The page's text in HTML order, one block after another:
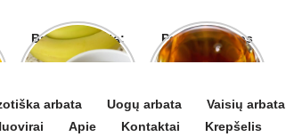
Bananų arbata:
kuo ji naudinga
Pelyno arbatos
nauda ir
arbata Uogų arbata Vaisių arbata
Apie Kontaktai Krepšelis